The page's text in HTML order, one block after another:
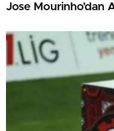
Jose Mourinho’dan